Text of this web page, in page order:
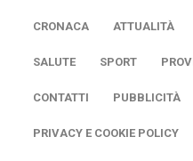
CRONACA ATTUALITÀ
SALUTE SPORT
CONTATTI PUBBLICITÀ
PRIVACY E COOKIE POLICY